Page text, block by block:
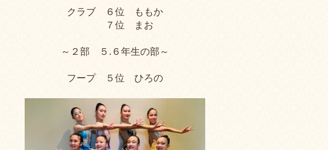
クラブ ６位 ももか
７位 まお
～２部 ５.６年生の部～
フープ ５位 ひろの